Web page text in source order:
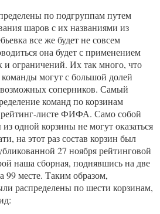
по подгруппам путем
шаров с их названиями из
все же будет не совсем
она будет с применением
и ограничений. Их так много, что
могут с большой долей
соперников. Самый
команд по корзинам
рейтинг-листе ФИФА. Само собой
одной корзины не могут оказаться
на этот раз состав корзин был
27 ноября рейтинговой
наша сборная, поднявшись на две
99 месте. Таким образом,
распределены по шести корзинам,